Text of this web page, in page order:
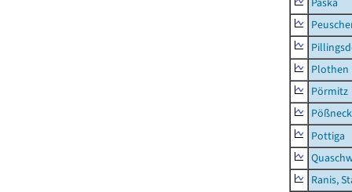
Plothen
Pörmitz
Pottiga
Ranis,